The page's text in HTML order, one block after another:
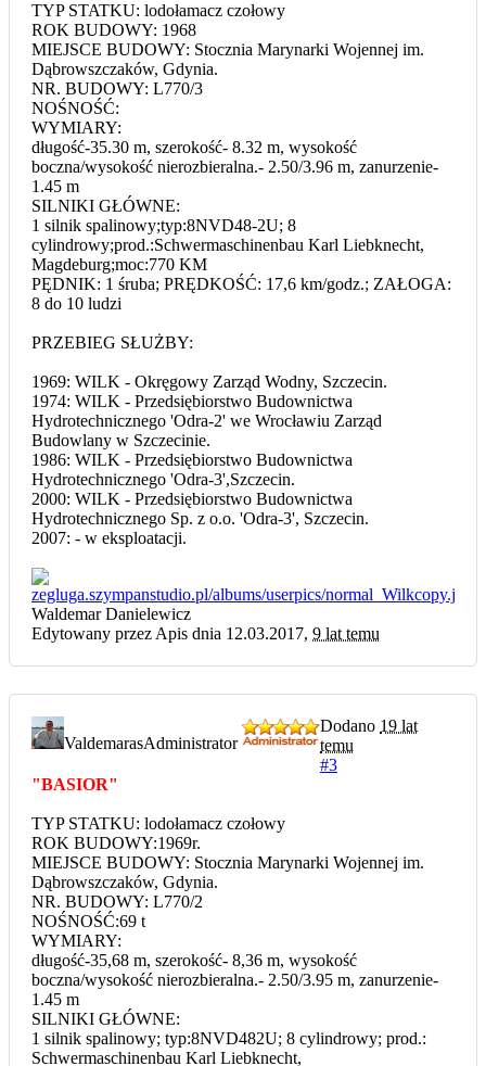
TYP STATKU: lodołamacz czołowy
ROK BUDOWY: 1968
MIEJSCE BUDOWY: Stocznia Marynarki Wojennej im.
Dąbrowszczaków, Gdynia.
NR. BUDOWY: L770/3
NOŚNOŚĆ:
WYMIARY:
długość-35.30 m, szerokość- 8.32 m, wysokość
boczna/wysokość nierozbieralna.- 2.50/3.96 m, zanurzenie-
1.45 m
SILNIKI GŁÓWNE:
1 silnik spalinowy;typ:8NVD48-2U; 8
cylindrowy;prod.:Schwermaschinenbau Karl Liebknecht,
Magdeburg;moc:770 KM
PĘDNIK: 1 śruba; PRĘDKOŚĆ: 17,6 km/godz.; ZAŁOGA:
8 do 10 ludzi
PRZEBIEG SŁUŻBY:
1969: WILK - Okręgowy Zarząd Wodny, Szczecin.
1974: WILK - Przedsiębiorstwo Budownictwa
Hydrotechnicznego 'Odra-2' we Wrocławiu Zarząd
Budowlany w Szczecinie.
1986: WILK - Przedsiębiorstwo Budownictwa
Hydrotechnicznego 'Odra-3',Szczecin.
2000: WILK - Przedsiębiorstwo Budownictwa
Hydrotechnicznego Sp. z o.o. 'Odra-3', Szczecin.
2007: - w eksploatacji.
Waldemar Danielewicz
Edytowany przez Apis dnia 12.03.2017, 9 lat temu
ValdemarasAdministrator
Dodano 19 lat
temu
#3
"BASIOR"
TYP STATKU: lodołamacz czołowy
ROK BUDOWY:1969r.
MIEJSCE BUDOWY: Stocznia Marynarki Wojennej im.
Dąbrowszczaków, Gdynia.
NR. BUDOWY: L770/2
NOŚNOŚĆ:69 t
WYMIARY:
długość-35,68 m, szerokość- 8,36 m, wysokość
boczna/wysokość nierozbieralna.- 2.50/3.95 m, zanurzenie-
1.45 m
SILNIKI GŁÓWNE:
1 silnik spalinowy; typ:8NVD482U; 8 cylindrowy; prod.:
Schwermaschinenbau Karl Liebknecht,